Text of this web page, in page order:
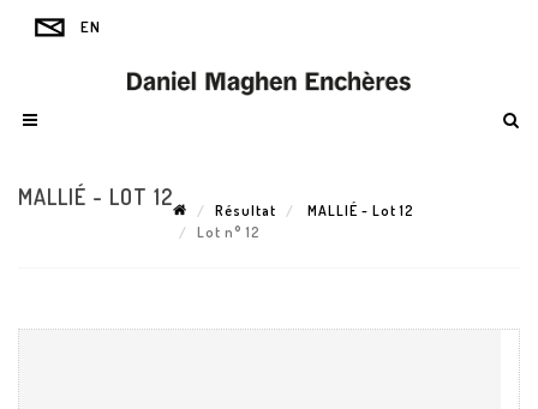
MALLIÉ - LOT 12
Résultat
MALLIÉ - Lot 12
Lot n° 12